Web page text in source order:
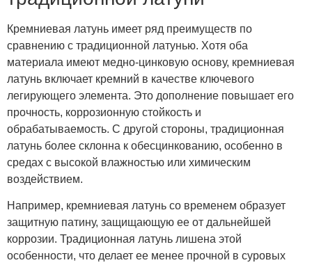
Кремниевая латунь имеет ряд преимуществ по
сравнению с традиционной латунью. Хотя оба
материала имеют медно-цинковую основу, кремниевая
латунь включает кремний в качестве ключевого
легирующего элемента. Это дополнение повышает его
прочность, коррозионную стойкость и
обрабатываемость. С другой стороны, традиционная
латунь более склонна к обесцинкованию, особенно в
средах с высокой влажностью или химическим
воздействием.
Например, кремниевая латунь со временем образует
защитную патину, защищающую ее от дальнейшей
коррозии. Традиционная латунь лишена этой
особенности, что делает ее менее прочной в суровых